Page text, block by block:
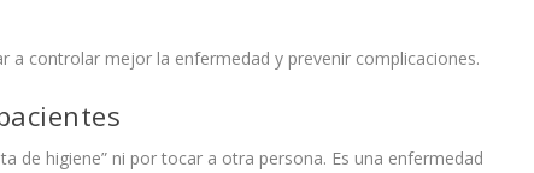
a controlar mejor la enfermedad y prevenir complicaciones.
de higiene” ni por tocar a otra persona. Es una enfermedad